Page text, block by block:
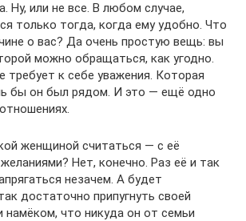
Ну, или не все. В любом случае,
только тогда, когда ему удобно. Что
о вас? Да очень простую вещь: вы
можно обращаться, как угодно.
требует к себе уважения. Которая
бы он был рядом. И это — ещё одно
женщиной считаться — с её
Нет, конечно. Раз её и так
незачем. А будет
достаточно припугнуть своей
намёком, что никуда он от семьи